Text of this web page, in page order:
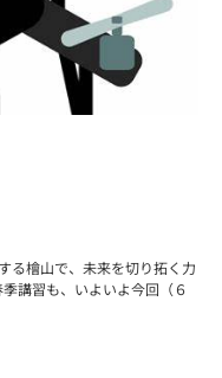
る檜山で、未来を切り拓く力
講習も、いよいよ今回（６